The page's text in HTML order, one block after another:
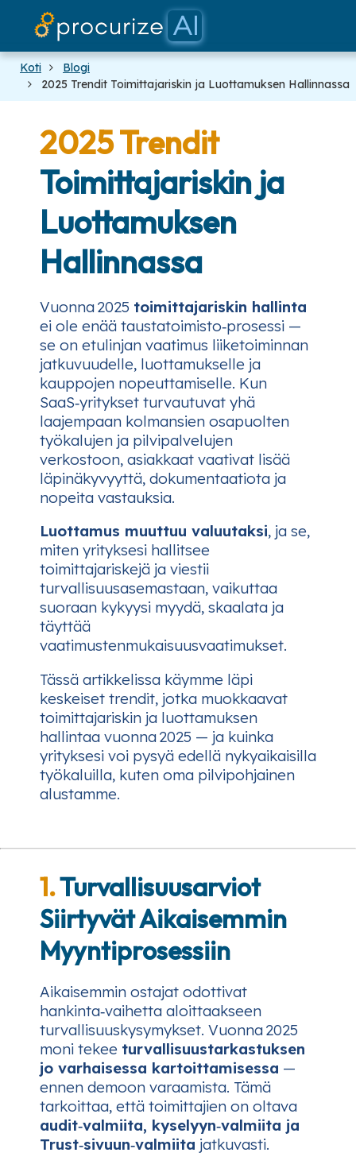
Koti
Blogi
2025 Trendit Toimittajariskin ja Luottamuksen Hallinnassa
2025 Trendit
Toimittajariskin ja
Luottamuksen
Hallinnassa
Vuonna 2025 toimittajariskin hallinta
ei ole enää taustatoimisto‑prosessi —
se on etulinjan vaatimus liiketoiminnan
jatkuvuudelle, luottamukselle ja
kauppojen nopeuttamiselle. Kun
SaaS‑yritykset turvautuvat yhä
laajempaan kolmansien osapuolten
työkalujen ja pilvipalvelujen
verkostoon, asiakkaat vaativat lisää
läpinäkyvyyttä, dokumentaatiota ja
nopeita vastauksia.
Luottamus muuttuu valuutaksi, ja se,
miten yrityksesi hallitsee
toimittajariskejä ja viestii
turvallisuusasemastaan, vaikuttaa
suoraan kykyysi myydä, skaalata ja
täyttää
vaatimustenmukaisuusvaatimukset.
Tässä artikkelissa käymme läpi
keskeiset trendit, jotka muokkaavat
toimittajariskin ja luottamuksen
hallintaa vuonna 2025 — ja kuinka
yrityksesi voi pysyä edellä nykyaikaisilla
työkaluilla, kuten oma pilvipohjainen
alustamme.
1.Turvallisuusarviot
Siirtyvät Aikaisemmin
Myyntiprosessiin
Aikaisemmin ostajat odottivat
hankinta‑vaihetta aloittaakseen
turvallisuuskysymykset. Vuonna 2025
moni tekee turvallisuustarkastuksen
jo varhaisessa kartoittamisessa —
ennen demoon varaamista. Tämä
tarkoittaa, että toimittajien on oltava
audit‑valmiita, kyselyyn‑valmiita ja
Trust‑sivuun‑valmiita jatkuvasti.